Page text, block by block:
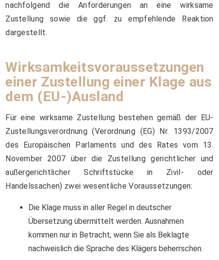
nachfolgend die Anforderungen an eine wirksame
Zustellung sowie die ggf. zu empfehlende Reaktion
dargestellt.
Wirksamkeitsvoraussetzungen
einer Zustellung einer Klage aus
dem (EU-)Ausland
Für eine wirksame Zustellung bestehen gemäß der EU-
Zustellungsverordnung (Verordnung (EG) Nr. 1393/2007
des Europäischen Parlaments und des Rates vom 13.
November 2007 über die Zustellung gerichtlicher und
außergerichtlicher Schriftstücke in Zivil- oder
Handelssachen) zwei wesentliche Voraussetzungen:
Die Klage muss in aller Regel in deutscher
Übersetzung übermittelt werden. Ausnahmen
kommen nur in Betracht, wenn Sie als Beklagte
nachweislich die Sprache des Klägers beherrschen.